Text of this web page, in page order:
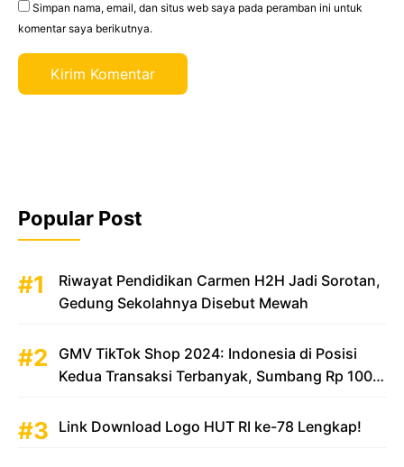
Simpan nama, email, dan situs web saya pada peramban ini untuk
komentar saya berikutnya.
Popular Post
Riwayat Pendidikan Carmen H2H Jadi Sorotan,
Gedung Sekolahnya Disebut Mewah
GMV TikTok Shop 2024: Indonesia di Posisi
Kedua Transaksi Terbanyak, Sumbang Rp 100
Link Download Logo HUT RI ke-78 Lengkap!